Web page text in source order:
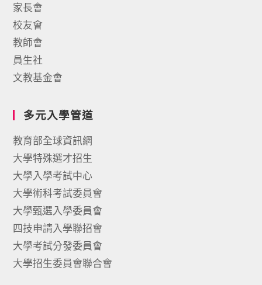
家長會
校友會
教師會
員生社
文教基金會
多元入學管道
教育部全球資訊網
大學特殊選才招生
大學入學考試中心
大學術科考試委員會
大學甄選入學委員會
四技申請入學聯招會
大學考試分發委員會
大學招生委員會聯合會